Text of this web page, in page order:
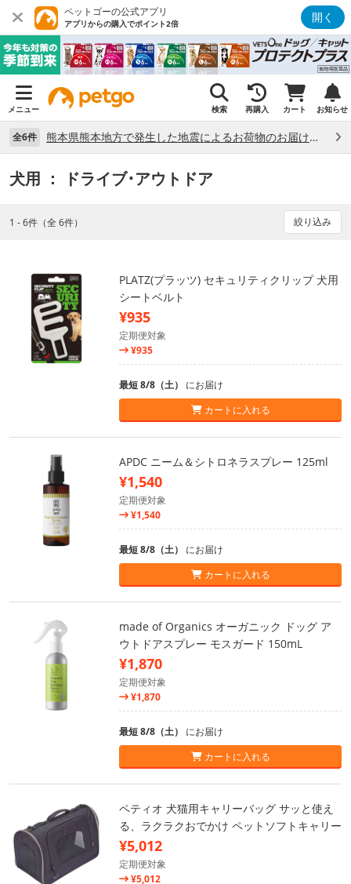
ペットゴーの公式アプリ
アプリからの購入でポイント2倍 開く
メニュー 検索 再購入 カート お知らせ
全6件 熊本県熊本地方で発生した地震によるお荷物のお届け状況について （7/28）
犬用 ： ドライブ･アウトドア
1 - 6件（全 6件） 絞り込み
PLATZ(プラッツ) セキュリティクリップ 犬用
シートベルト
¥935
定期便対象
¥935
最短 8/8（土） にお届け
カートに入れる
APDC ニーム＆シトロネラスプレー 125ml
¥1,540
定期便対象
¥1,540
最短 8/8（土） にお届け
カートに入れる
made of Organics オーガニック ドッグ ア
ウトドアスプレー モスガード 150mL
¥1,870
定期便対象
¥1,870
最短 8/8（土） にお届け
カートに入れる
ペティオ 犬猫用キャリーバッグ サッと使え
る、ラクラクおでかけ ペットソフトキャリー
¥5,012
定期便対象
¥5,012